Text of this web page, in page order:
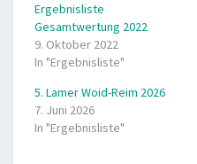
Ergebnisliste
Gesamtwertung 2022
9. Oktober 2022
In "Ergebnisliste"
5. Lamer Woid-Reim 2026
7. Juni 2026
In "Ergebnisliste"